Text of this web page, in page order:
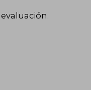
.